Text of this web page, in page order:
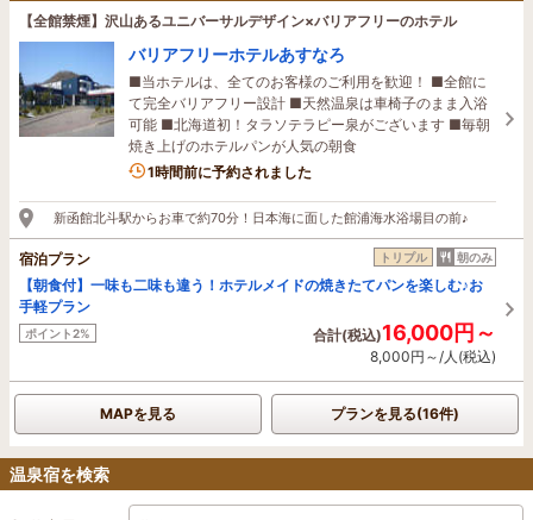
【全館禁煙】沢山あるユニバーサルデザイン×バリアフリーのホテル
バリアフリーホテルあすなろ
■当ホテルは、全てのお客様のご利用を歓迎！ ■全館に
て完全バリアフリー設計 ■天然温泉は車椅子のまま入浴
可能 ■北海道初！タラソテラピー泉がございます ■毎朝
焼き上げのホテルパンが人気の朝食
1時間前に予約されました
新函館北斗駅からお車で約70分！日本海に面した館浦海水浴場目の前♪
宿泊プラン トリプル 朝のみ
【朝食付】一味も二味も違う！ホテルメイドの焼きたてパンを楽しむ♪お
手軽プラン
ポイント2% 合計(税込)16,000円～
8,000円～/人(税込)
MAPを見る プランを見る(16件)
温泉宿を検索